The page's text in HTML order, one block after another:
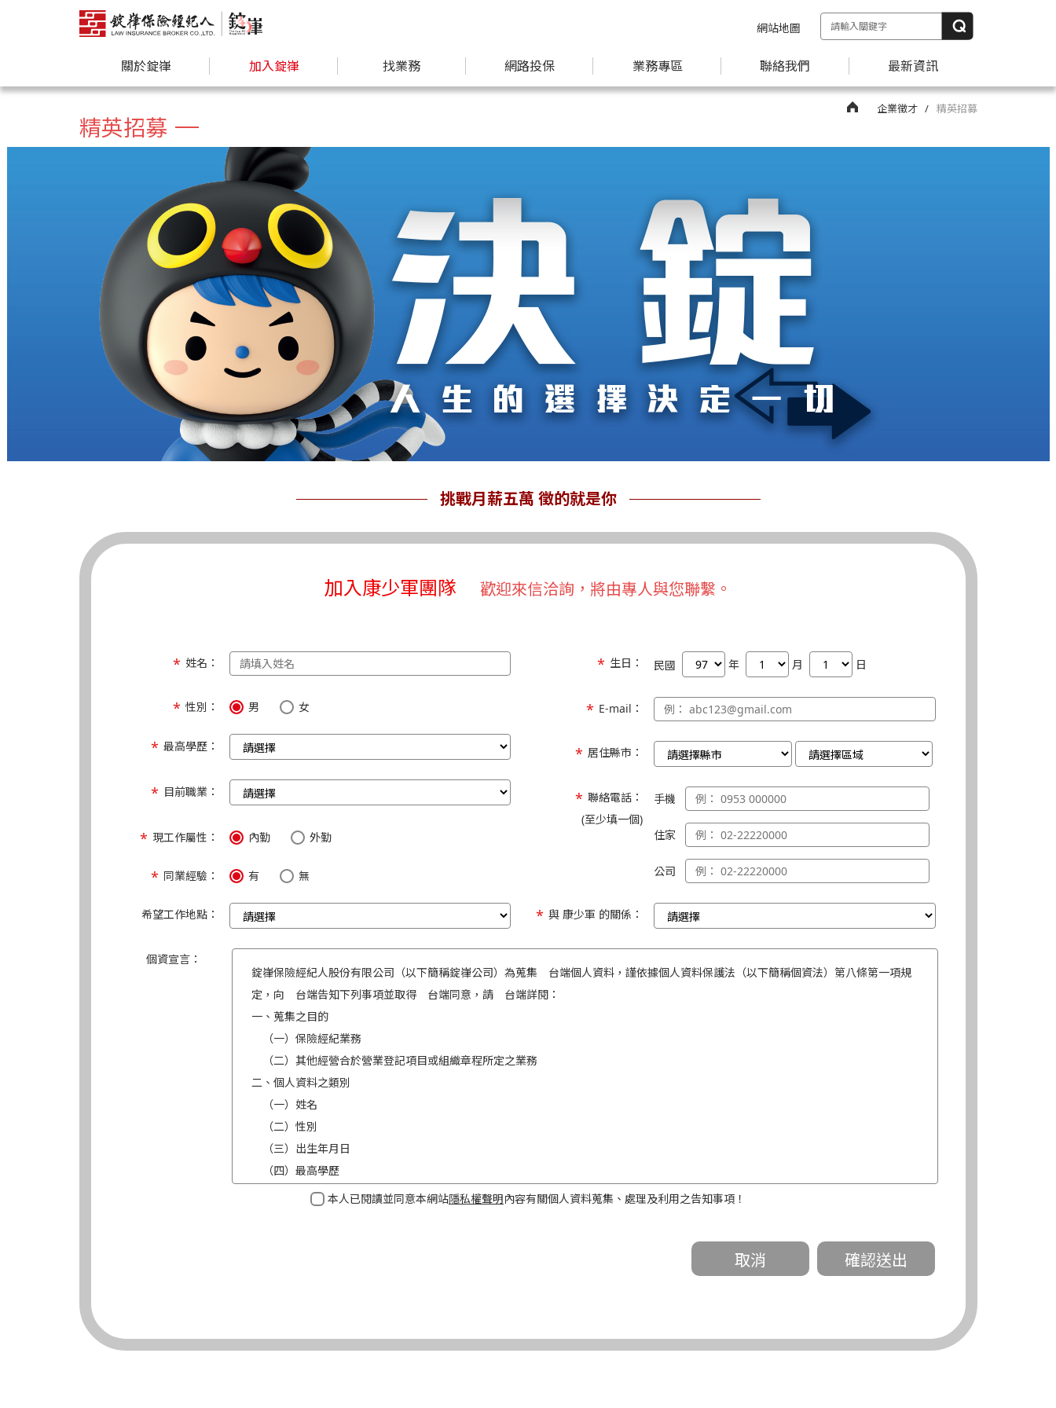
網站地圖
關於錠嵂 加入錠嵂 找業務 網路投保 業務專區 聯絡我們 最新資訊
企業徵才 精英招募
精英招募
挑戰月薪五萬 徵的就是你
加入康少軍團隊 歡迎來信洽詢，將由專人與您聯繫。
姓名：
性別： 男 女
最高學歷：
目前職業：
現工作屬性： 內勤 外勤
同業經驗： 有 無
希望工作地點：
生日： 民國 年 月 日
E-mail：
居住縣市：
聯絡電話：
(至少填一個)
手機
住家
公司
與 康少軍 的關係：
個資宣言：
錠嵂保險經紀人股份有限公司（以下簡稱錠嵂公司）為蒐集 台端個人資料，謹依據個人資料保護法（以下簡稱個資法）第八條第一項規
定，向 台端告知下列事項並取得 台端同意，請 台端詳閱：
一、蒐集之目的
（一）保險經紀業務
（二）其他經營合於營業登記項目或組織章程所定之業務
二、個人資料之類別
（一）姓名
（二）性別
（三）出生年月日
（四）最高學歷
（五）目前職業及工作屬性
本人已閱讀並同意本網站隱私權聲明內容有關個人資料蒐集、處理及利用之告知事項！